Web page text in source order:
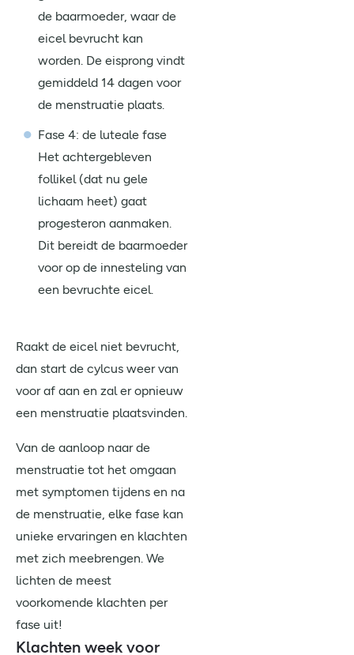
de baarmoeder, waar de
eicel bevrucht kan
worden. De eisprong vindt
gemiddeld 14 dagen voor
de menstruatie plaats.
Fase 4: de luteale fase
Het achtergebleven
follikel (dat nu gele
lichaam heet) gaat
progesteron aanmaken.
Dit bereidt de baarmoeder
voor op de innesteling van
een bevruchte eicel.
Raakt de eicel niet bevrucht,
dan start de cylcus weer van
voor af aan en zal er opnieuw
een menstruatie plaatsvinden.
Van de aanloop naar de
menstruatie tot het omgaan
met symptomen tijdens en na
de menstruatie, elke fase kan
unieke ervaringen en klachten
met zich meebrengen. We
lichten de meest
voorkomende klachten per
fase uit!
Klachten week voor